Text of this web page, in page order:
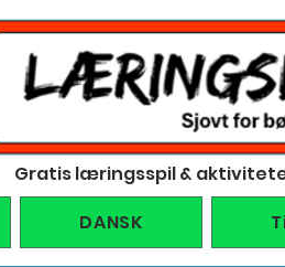
Gratis læringsspil &
DANSK